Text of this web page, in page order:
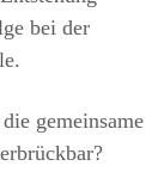
bei der
gemeinsame